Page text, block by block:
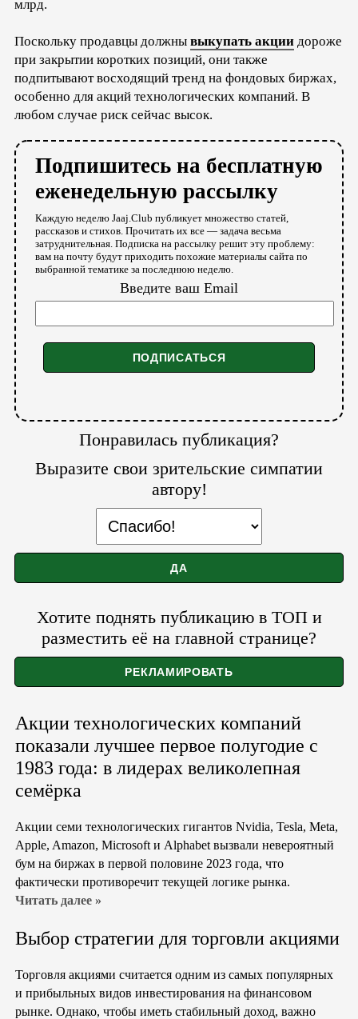
млрд.
Поскольку продавцы должны выкупать акции дороже
при закрытии коротких позиций, они также
подпитывают восходящий тренд на фондовых биржах,
особенно для акций технологических компаний. В
любом случае риск сейчас высок.
Подпишитесь на бесплатную
еженедельную рассылку
Каждую неделю Jaaj.Club публикует множество статей,
рассказов и стихов. Прочитать их все — задача весьма
затруднительная. Подписка на рассылку решит эту проблему:
вам на почту будут приходить похожие материалы сайта по
выбранной тематике за последнюю неделю.
Введите ваш Email
Понравилась публикация?
Выразите свои зрительские симпатии
автору!
Хотите поднять публикацию в ТОП и
разместить её на главной странице?
Акции технологических компаний
показали лучшее первое полугодие с
1983 года: в лидерах великолепная
семёрка
Акции семи технологических гигантов Nvidia, Tesla, Meta,
Apple, Amazon, Microsoft и Alphabet вызвали невероятный
бум на биржах в первой половине 2023 года, что
фактически противоречит текущей логике рынка.
Читать далее »
Выбор стратегии для торговли акциями
Торговля акциями считается одним из самых популярных
и прибыльных видов инвестирования на финансовом
рынке. Однако, чтобы иметь стабильный доход, важно